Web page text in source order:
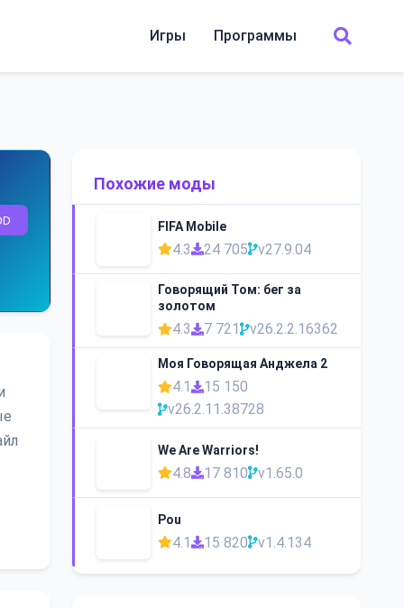
Игры Программы
Похожие моды
FIFA Mobile
4.3 24 705 v27.9.04
Говорящий Том: бег за
золотом
4.3 7 721 v26.2.2.16362
Моя Говорящая Анджела 2
4.1
15 150
v26.2.11.38728
We Are Warriors!
4.8 17 810 v1.65.0
Pou
4.1 15 820 v1.4.134